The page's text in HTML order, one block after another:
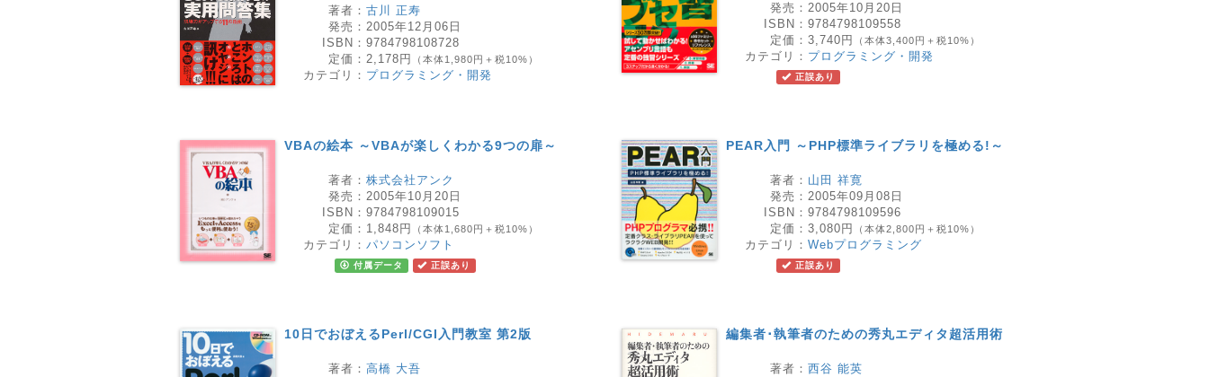
著者： 古川 正寿
発売： 2005年12月06日
ISBN： 9784798108728
定価： 2,178円 （本体1,980円＋税10%）
カテゴリ： プログラミング・開発
発売： 2005年10月20日
ISBN： 9784798109558
定価： 3,740円 （本体3,400円＋税10%）
カテゴリ： プログラミング・開発
正誤あり
VBAの絵本 ～VBAが楽しくわかる9つの扉～
著者： 株式会社アンク
発売： 2005年10月20日
ISBN： 9784798109015
定価： 1,848円 （本体1,680円＋税10%）
カテゴリ： パソコンソフト
付属データ 正誤あり
PEAR入門 ～PHP標準ライブラリを極める!～
著者： 山田 祥寛
発売： 2005年09月08日
ISBN： 9784798109596
定価： 3,080円 （本体2,800円＋税10%）
カテゴリ： Webプログラミング
正誤あり
10日でおぼえるPerl/CGI入門教室 第2版
著者： 高橋 大吾
編集者･執筆者のための秀丸エディタ超活用術
著者： 西谷 能英